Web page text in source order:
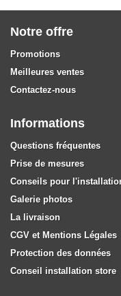
Notre offre
Promotions
Meilleures ventes
Contactez-nous
Informations
Questions fréquentes
Prise de mesures
Conseils pour
Galerie photos
La livraison
CGV et Mentions Légales
Protection des données
Conseil installation store